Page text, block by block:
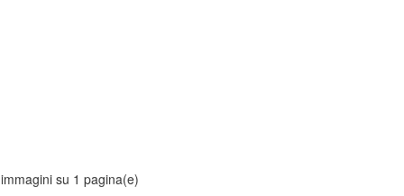
su 1 pagina(e)